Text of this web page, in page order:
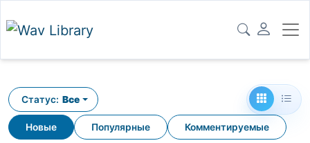
Новые Популярные Комментируемые
Статус: Все